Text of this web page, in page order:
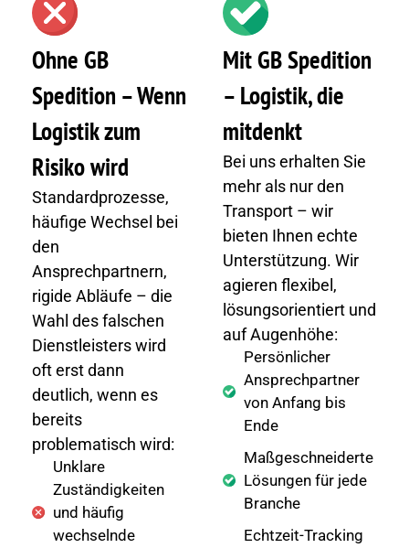
Ohne GB
Spedition – Wenn
Logistik zum
Risiko wird
Standardprozesse,
häufige Wechsel bei
den
Ansprechpartnern,
rigide Abläufe – die
Wahl des falschen
Dienstleisters wird
oft erst dann
deutlich, wenn es
bereits
problematisch wird:
Unklare
Zuständigkeiten
und häufig
wechselnde
Mit GB Spedition
– Logistik, die
mitdenkt
Bei uns erhalten Sie
mehr als nur den
Transport – wir
bieten Ihnen echte
Unterstützung. Wir
agieren flexibel,
lösungsorientiert und
auf Augenhöhe:
Persönlicher
Ansprechpartner
von Anfang bis
Ende
Maßgeschneiderte
Lösungen für jede
Branche
Echtzeit-Tracking